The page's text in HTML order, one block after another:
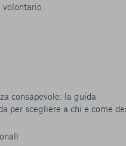
volontario
consapevole: la guida
per scegliere a chi e come